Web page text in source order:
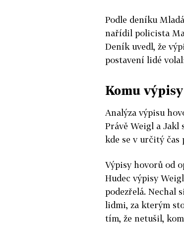
Podle deníku
nařídil policista
Deník uvedl, že
postavení lidé
Komu
Analýza výpisu
Právě Weigl a Jakl
kde se v určitý čas
Výpisy hovorů od
Hudec výpisy
podezřelá. Nechal
lidmi, za kterým
tím, že netušil,